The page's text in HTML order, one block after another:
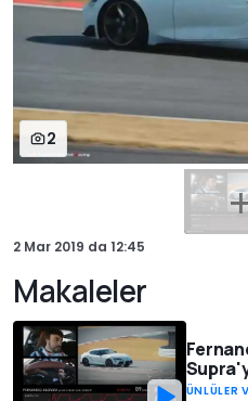
2
2 Mar 2019 da 12:45
Makaleler
ÜNLÜLER